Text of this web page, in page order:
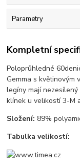
Parametry
Kompletní
Poloprůhledné
Gemma s květinovým
legíny mají
klínek u velikostí 3-M
Složení: 89%
Tabulka velikostí: